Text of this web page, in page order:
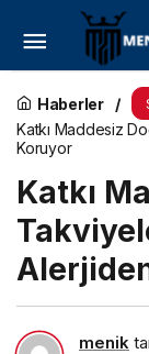
Haberler
Katkı Maddesiz
Koruyor
Katkı
menik
Egeli bilim